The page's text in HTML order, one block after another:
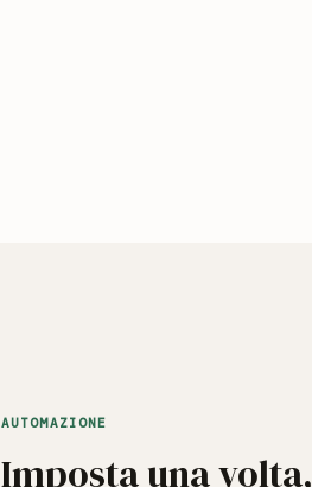
AUTOMAZIONE
Imposta una volta,